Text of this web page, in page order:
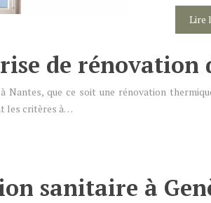
Lire
de rénovation
Nantes, que ce soit une rénovation
les critères à…
sanitaire à